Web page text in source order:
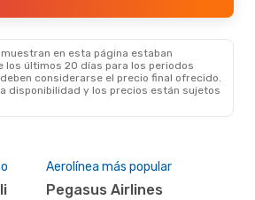
en esta página estaban
los últimos 20 días para los periodos
considerarse el precio final ofrecido.
disponibilidad y los precios están sujetos
Aerolínea más popular
Pegasus Airlines